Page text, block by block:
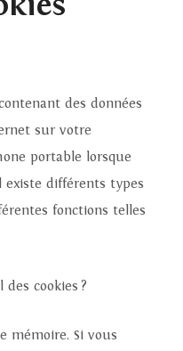
des données
sur votre
portable lorsque
différents types
fonctions telles
cookies ?
mémoire. Si vous